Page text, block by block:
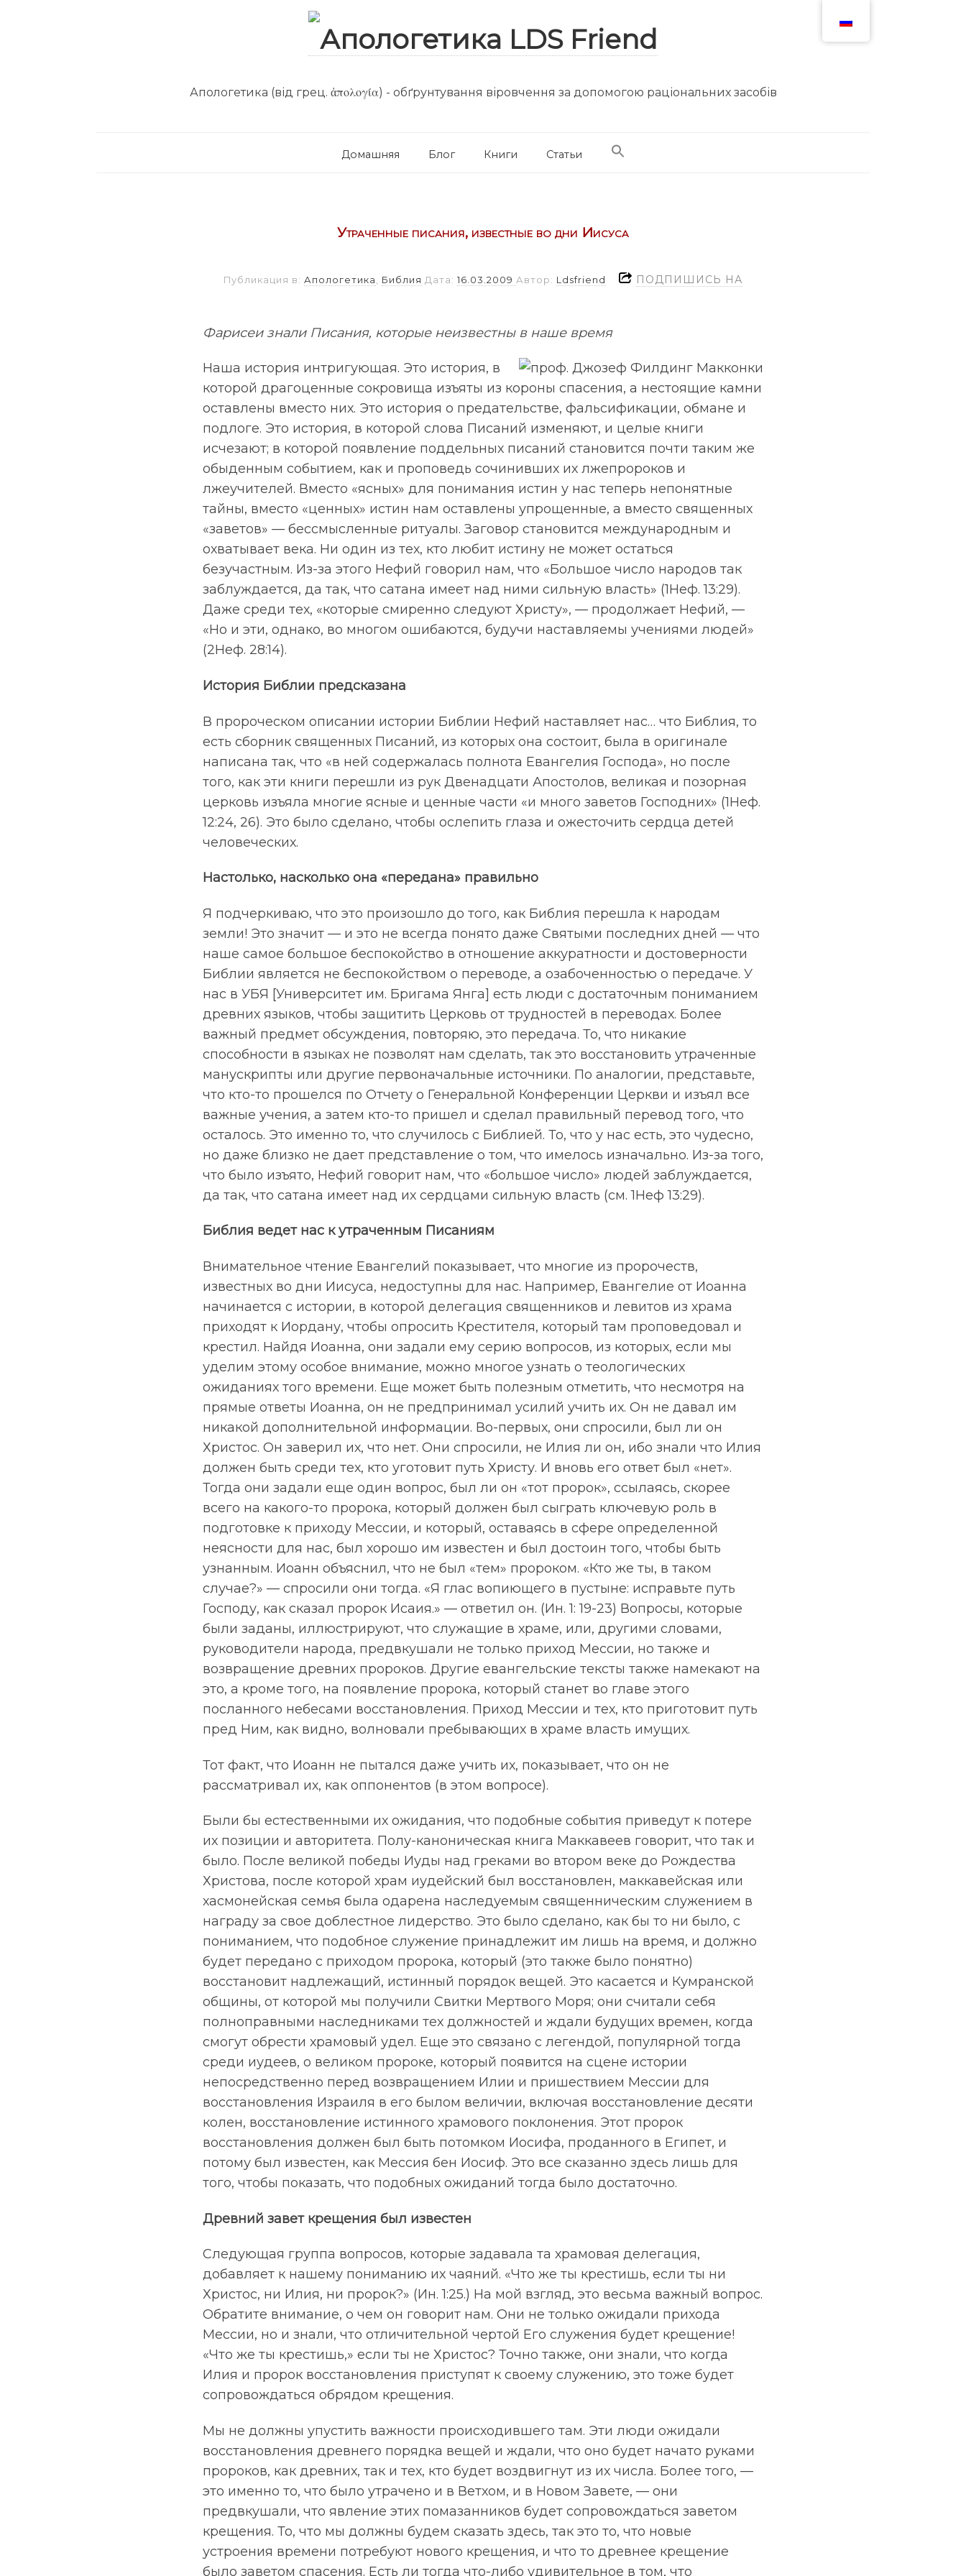
Апологетика (від грец. ἀπολογία) - обґрунтування віровчення за допомогою раціональних засобів
Домашняя Блог Книги Статьи
Утраченные писания, известные во дни Иисуса
Публикация в: Апологетика Библия Дата: 16.03.2009 Автор: Ldsfriend ПОДПИШИСЬ НА
Фарисеи знали Писания, которые неизвестны в наше время
Наша история интригующая. Это история, в
которой драгоценные сокровища изъяты из короны спасения, а нестоящие камни
оставлены вместо них. Это история о предательстве, фальсификации, обмане и
подлоге. Это история, в которой слова Писаний изменяют, и целые книги
исчезают; в которой появление поддельных писаний становится почти таким же
обыденным событием, как и проповедь сочинивших их лжепророков и
лжеучителей. Вместо «ясных» для понимания истин у нас теперь непонятные
тайны, вместо «ценных» истин нам оставлены упрощенные, а вместо священных
«заветов» — бессмысленные ритуалы. Заговор становится международным и
охватывает века. Ни один из тех, кто любит истину не может остаться
безучастным. Из-за этого Нефий говорил нам, что «Большое число народов так
заблуждается, да так, что сатана имеет над ними сильную власть» (1Неф. 13:29).
Даже среди тех, «которые смиренно следуют Христу», — продолжает Нефий, —
«Но и эти, однако, во многом ошибаются, будучи наставляемы учениями людей»
(2Неф. 28:14).
История Библии предсказана
В пророческом описании истории Библии Нефий наставляет нас… что Библия, то
есть сборник священных Писаний, из которых она состоит, была в оригинале
написана так, что «в ней содержалась полнота Евангелия Господа», но после
того, как эти книги перешли из рук Двенадцати Апостолов, великая и позорная
церковь изъяла многие ясные и ценные части «и много заветов Господних» (1Неф.
12:24, 26). Это было сделано, чтобы ослепить глаза и ожесточить сердца детей
человеческих.
Настолько, насколько она «передана» правильно
Я подчеркиваю, что это произошло до того, как Библия перешла к народам
земли! Это значит — и это не всегда понято даже Святыми последних дней — что
наше самое большое беспокойство в отношение аккуратности и достоверности
Библии является не беспокойством о переводе, а озабоченностью о передаче. У
нас в УБЯ [Университет им. Бригама Янга] есть люди с достаточным пониманием
древних языков, чтобы защитить Церковь от трудностей в переводах. Более
важный предмет обсуждения, повторяю, это передача. То, что никакие
способности в языках не позволят нам сделать, так это восстановить утраченные
манускрипты или другие первоначальные источники. По аналогии, представьте,
что кто-то прошелся по Отчету о Генеральной Конференции Церкви и изъял все
важные учения, а затем кто-то пришел и сделал правильный перевод того, что
осталось. Это именно то, что случилось с Библией. То, что у нас есть, это чудесно,
но даже близко не дает представление о том, что имелось изначально. Из-за того,
что было изъято, Нефий говорит нам, что «большое число» людей заблуждается,
да так, что сатана имеет над их сердцами сильную власть (см. 1Неф 13:29).
Библия ведет нас к утраченным Писаниям
Внимательное чтение Евангелий показывает, что многие из пророчеств,
известных во дни Иисуса, недоступны для нас. Например, Евангелие от Иоанна
начинается с истории, в которой делегация священников и левитов из храма
приходят к Иордану, чтобы опросить Крестителя, который там проповедовал и
крестил. Найдя Иоанна, они задали ему серию вопросов, из которых, если мы
уделим этому особое внимание, можно многое узнать о теологических
ожиданиях того времени. Еще может быть полезным отметить, что несмотря на
прямые ответы Иоанна, он не предпринимал усилий учить их. Он не давал им
никакой дополнительной информации. Во-первых, они спросили, был ли он
Христос. Он заверил их, что нет. Они спросили, не Илия ли он, ибо знали что Илия
должен быть среди тех, кто уготовит путь Христу. И вновь его ответ был «нет».
Тогда они задали еще один вопрос, был ли он «тот пророк», ссылаясь, скорее
всего на какого-то пророка, который должен был сыграть ключевую роль в
подготовке к приходу Мессии, и который, оставаясь в сфере определенной
неясности для нас, был хорошо им известен и был достоин того, чтобы быть
узнанным. Иоанн объяснил, что не был «тем» пророком. «Кто же ты, в таком
случае?» — спросили они тогда. «Я глас вопиющего в пустыне: исправьте путь
Господу, как сказал пророк Исаия.» — ответил он. (Ин. 1: 19-23) Вопросы, которые
были заданы, иллюстрируют, что служащие в храме, или, другими словами,
руководители народа, предвкушали не только приход Мессии, но также и
возвращение древних пророков. Другие евангельские тексты также намекают на
это, а кроме того, на появление пророка, который станет во главе этого
посланного небесами восстановления. Приход Мессии и тех, кто приготовит путь
пред Ним, как видно, волновали пребывающих в храме власть имущих.
Тот факт, что Иоанн не пытался даже учить их, показывает, что он не
рассматривал их, как оппонентов (в этом вопросе).
Были бы естественными их ожидания, что подобные события приведут к потере
их позиции и авторитета. Полу-каноническая книга Маккавеев говорит, что так и
было. После великой победы Иуды над греками во втором веке до Рождества
Христова, после которой храм иудейский был восстановлен, маккавейская или
хасмонейская семья была одарена наследуемым священническим служением в
награду за свое доблестное лидерство. Это было сделано, как бы то ни было, с
пониманием, что подобное служение принадлежит им лишь на время, и должно
будет передано с приходом пророка, который (это также было понятно)
восстановит надлежащий, истинный порядок вещей. Это касается и Кумранской
общины, от которой мы получили Свитки Мертвого Моря; они считали себя
полноправными наследниками тех должностей и ждали будущих времен, когда
смогут обрести храмовый удел. Еще это связано с легендой, популярной тогда
среди иудеев, о великом пророке, который появится на сцене истории
непосредственно перед возвращением Илии и пришествием Мессии для
восстановления Израиля в его былом величии, включая восстановление десяти
колен, восстановление истинного храмового поклонения. Этот пророк
восстановления должен был быть потомком Иосифа, проданного в Египет, и
потому был известен, как Мессия бен Иосиф. Это все сказанно здесь лишь для
того, чтобы показать, что подобных ожиданий тогда было достаточно.
Древний завет крещения был известен
Следующая группа вопросов, которые задавала та храмовая делегация,
добавляет к нашему пониманию их чаяний. «Что же ты крестишь, если ты ни
Христос, ни Илия, ни пророк?» (Ин. 1:25.) На мой взгляд, это весьма важный вопрос.
Обратите внимание, о чем он говорит нам. Они не только ожидали прихода
Мессии, но и знали, что отличительной чертой Его служения будет крещение!
«Что же ты крестишь,» если ты не Христос? Точно также, они знали, что когда
Илия и пророк восстановления приступят к своему служению, это тоже будет
сопровождаться обрядом крещения.
Мы не должны упустить важности происходившего там. Эти люди ожидали
восстановления древнего порядка вещей и ждали, что оно будет начато руками
пророков, как древних, так и тех, кто будет воздвигнут из их числа. Более того, —
это именно то, что было утрачено и в Ветхом, и в Новом Завете, — они
предвкушали, что явление этих помазанников будет сопровождаться заветом
крещения. То, что мы должны будем сказать здесь, так это то, что новые
устроения времени потребуют нового крещения, и что то древнее крещение
было заветом спасения. Есть ли тогда что-либо удивительное в том, что